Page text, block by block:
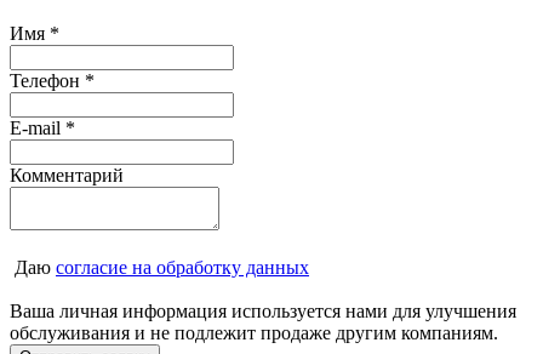
Имя *
Телефон *
E-mail *
Комментарий
Даю согласие на обработку данных
Ваша личная информация используется нами для улучшения
обслуживания и не подлежит продаже другим компаниям.